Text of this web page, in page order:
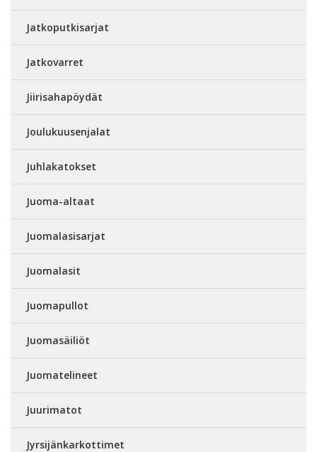
Jatkoputkisarjat
Jatkovarret
Jiirisahapöydät
Joulukuusenjalat
Juhlakatokset
Juoma-altaat
Juomalasisarjat
Juomalasit
Juomapullot
Juomasäiliöt
Juomatelineet
Juurimatot
Jyrsijänkarkottimet